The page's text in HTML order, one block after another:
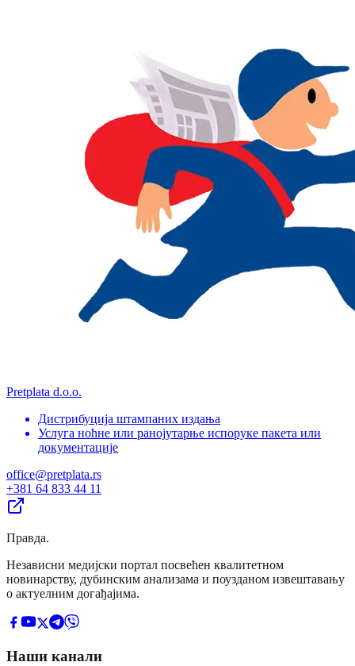
Pretplata d.o.o.
Дистрибуција штампаних издања
Услуга ноћне или ранојутарње испоруке пакета или
документације
office@pretplata.rs
+381 64 833 44 11
Правда.
Независни медијски портал посвећен квалитетном
новинарству, дубинским анализама и поузданом извештавању
о актуелним догађајима.
Наши канали